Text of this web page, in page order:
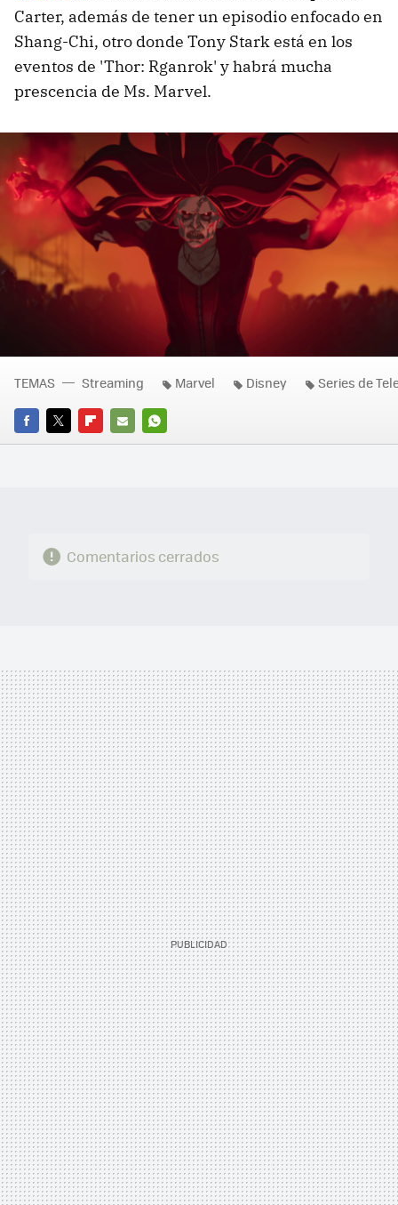
Carter, además de tener un episodio enfocado en
Shang-Chi, otro donde Tony Stark está en los
eventos de 'Thor: Rganrok' y habrá mucha
prescencia de Ms. Marvel.
FACEBOOK
TWITTERFLIPBOARD
E-
WHATSAPP
TEMAS Streaming Marvel Disney Series de
Comentarios cerrados